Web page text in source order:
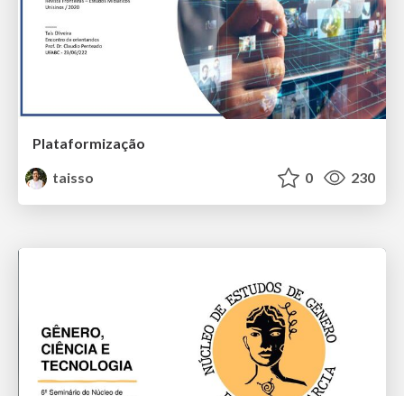
Plataformização
taisso
0 230